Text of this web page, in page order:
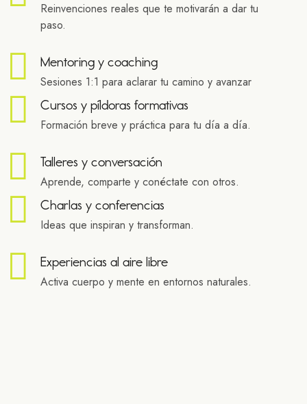
Reinvenciones reales que te motivarán a dar tu
paso.
Mentoring y coaching
Sesiones 1:1 para aclarar tu camino y avanzar
Cursos y píldoras formativas
Formación breve y práctica para tu día a día.
Talleres y conversación
Aprende, comparte y conéctate con otros.
Charlas y conferencias
Ideas que inspiran y transforman.
Experiencias al aire libre
Activa cuerpo y mente en entornos naturales.